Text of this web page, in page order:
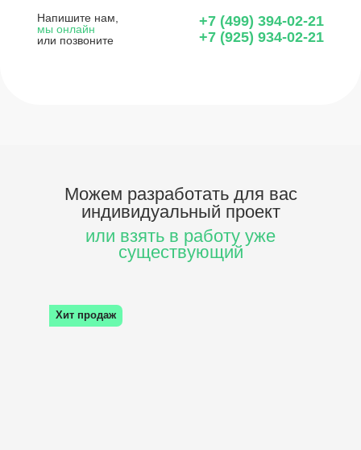
Напишите нам,
мы онлайн
или позвоните
+7 (499) 394-02-21
+7 (925) 934-02-21
Можем разработать для вас
индивидуальный проект
или взять в работу уже
существующий
Хит продаж